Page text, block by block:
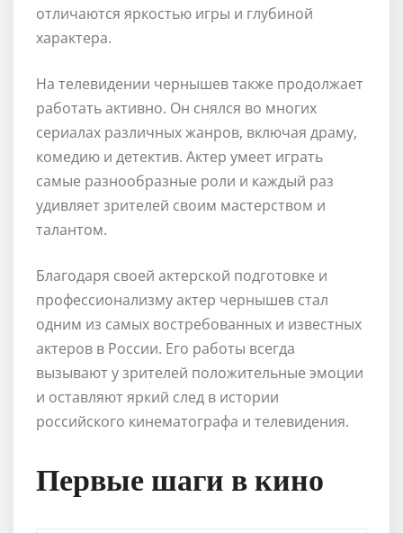
отличаются яркостью игры и глубиной
характера.
На телевидении чернышев также продолжает
работать активно. Он снялся во многих
сериалах различных жанров, включая драму,
комедию и детектив. Актер умеет играть
самые разнообразные роли и каждый раз
удивляет зрителей своим мастерством и
талантом.
Благодаря своей актерской подготовке и
профессионализму актер чернышев стал
одним из самых востребованных и известных
актеров в России. Его работы всегда
вызывают у зрителей положительные эмоции
и оставляют яркий след в истории
российского кинематографа и телевидения.
Первые шаги в кино